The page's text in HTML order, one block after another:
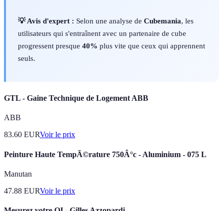
💡 Avis d'expert : Selon une analyse de Cubemania, les
utilisateurs qui s'entraînent avec un partenaire de cube
progressent presque 40% plus vite que ceux qui apprennent
seuls.
GTL - Gaine Technique de Logement ABB
ABB
83.60 EURVoir le prix
Peinture Haute TempÃ©rature 750Â°c - Aluminium - 075 L
Manutan
47.88 EURVoir le prix